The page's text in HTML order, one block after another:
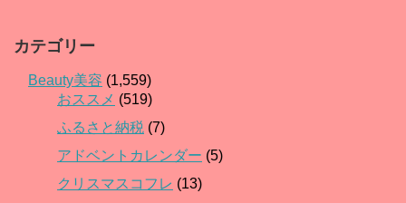
カテゴリー
Beauty美容 (1,559)
おススメ (519)
ふるさと納税 (7)
アドベントカレンダー (5)
クリスマスコフレ (13)